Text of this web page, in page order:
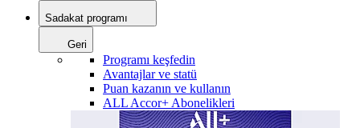
Sadakat programı
Geri
Programı keşfedin
Avantajlar ve statü
Puan kazanın ve kullanın
ALL Accor+ Abonelikleri